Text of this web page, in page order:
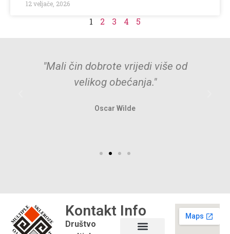
12 veljače, 2026
1 2 3 4 5
"Mali čin dobrote vrijedi više od
velikog obećanja."
Oscar Wilde
Kontakt
Društvo
Info